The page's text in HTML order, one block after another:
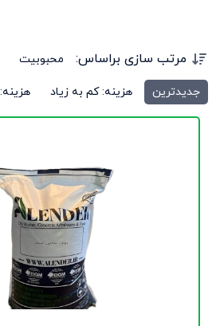
مرتب سازی براساس: محبوبیت
جدیدترین هزینه: کم به زیاد